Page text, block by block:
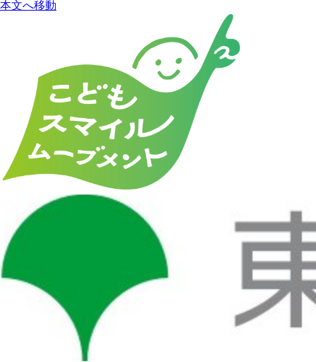
本文へ移動